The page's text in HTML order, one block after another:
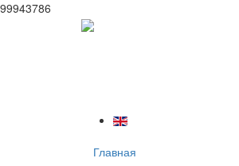
99943786
Главная